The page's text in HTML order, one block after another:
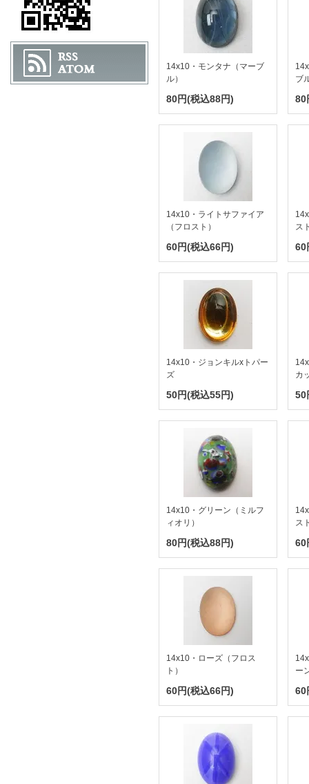
14x10・モンタナ（マーブ
ル）
80円(税込88円)
ブ
80
14x10・ライトサファイア
（フロスト）
60円(税込66円)
ス
60
14x10・ジョンキルxトパー
ズ
50円(税込55円)
カ
50
14x10・グリーン（ミルフ
ィオリ）
80円(税込88円)
ス
60
14x10・ローズ（フロス
ト）
60円(税込66円)
ー
60